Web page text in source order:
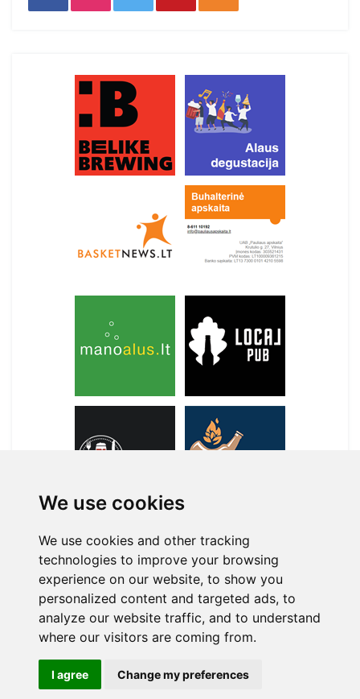
We use cookies
We use cookies and other tracking
technologies to improve your browsing
experience on our website, to show you
personalized content and targeted ads, to
analyze our website traffic, and to understand
where our visitors are coming from.
I agree Change my preferences
APIE MANE
+370 699 30031
vidmantas@kitoks.lt